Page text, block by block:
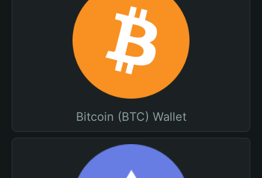
Bitcoin (BTC) Wallet